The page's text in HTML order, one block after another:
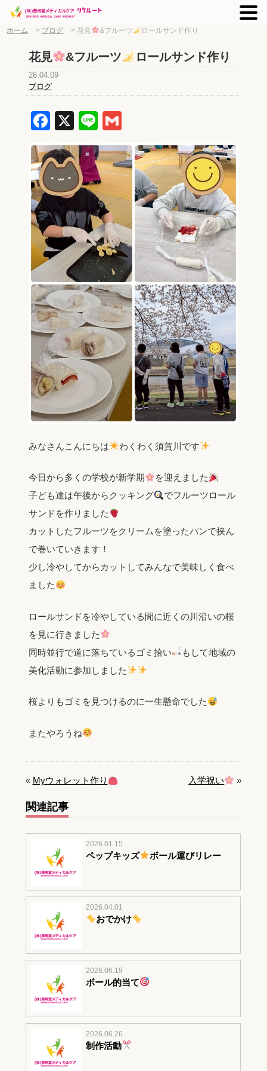
ホーム > ブログ >花見 &フルーツ ロールサンド作り
花見 &フルーツ ロールサンド作り
26.04.09
ブログ
Facebook
X Line
みなさんこんにちは わくわく須賀川です
今日から多くの学校が新学期
を迎えました
子ども達は午後からクッキング
でフルーツロール
サンドを作りました
カットしたフルーツをクリームを塗ったパンで挟ん
で巻いていきます！
少し冷やしてからカットしてみんなで美味しく食べ
ました
ロールサンドを冷やしている間に近くの川沿いの桜
を見に行きました
同時並行で道に落ちているゴミ拾い
もして地域の
美化活動に参加しました
桜よりもゴミを見つけるのに一生懸命でした
またやろうね
« Myウォレット作り 入学祝い »
関連記事
2026.01.15
ペップキッズ ボール運びリレー
2026.04.01
おでかけ
2026.06.18
ボール的当て
2026.06.26
制作活動